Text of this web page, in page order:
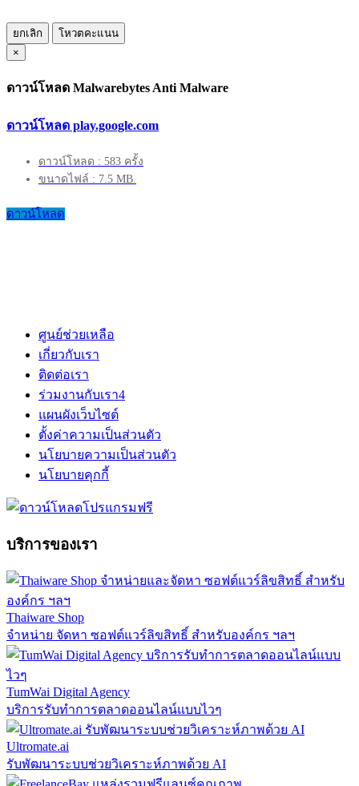
ยกเลิก
โหวตคะแนน
×
ดาวน์โหลด Malwarebytes Anti Malware
ดาวน์โหลด play.google.com
ดาวน์โหลด : 583 ครั้ง
ขนาดไฟล์ : 7.5 MB.
ดาวน์โหลด
ศูนย์ช่วยเหลือ
เกี่ยวกับเรา
ติดต่อเรา
ร่วมงานกับเรา4
แผนผังเว็บไซต์
ตั้งค่าความเป็นส่วนตัว
นโยบายความเป็นส่วนตัว
นโยบายคุกกี้
บริการของเรา
Thaiware Shop
จำหน่าย จัดหา ซอฟต์แวร์ลิขสิทธิ์ สำหรับองค์กร ฯลฯ
TumWai Digital Agency
บริการรับทำการตลาดออนไลน์แบบไวๆ
Ultromate.ai
รับพัฒนาระบบช่วยวิเคราะห์ภาพด้วย AI